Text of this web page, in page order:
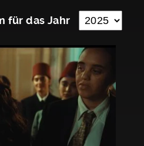
für das Jahr